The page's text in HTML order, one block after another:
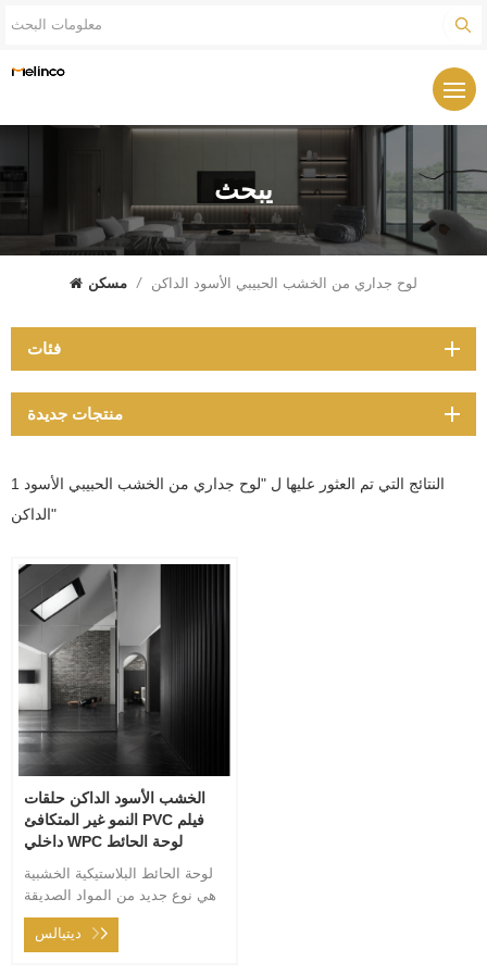
يبحث
مسكن / لوح جداري من الخشب الحبيبي الأسود الداكن
1 النتائج التي تم العثور عليها ل "لوح جداري من الخشب الحبيبي الأسود
الداكن"
الخشب الأسود الداكن حلقات
النمو غير المتكافئ PVC فيلم
داخلي WPC لوحة الحائط
لوحة الحائط البلاستيكية الخشبية
هي نوع جديد من المواد الصديقة
للبيئة. السطح غير مطلي ، ولكنه
مصنوع فقط من مركب الخشب
ديتيالس
فئات
منتجات جديدة